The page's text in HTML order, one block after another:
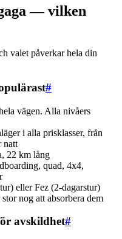
— vilken
valet påverkar hela din
#
vägen. Alla nivåers
i alla prisklasser, från
natt
22 km lång
quad, 4x4,
eller Fez (2-dagarstur)
nog att absorbera dem
avskildhet#